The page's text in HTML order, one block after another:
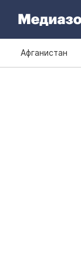
Афганистан